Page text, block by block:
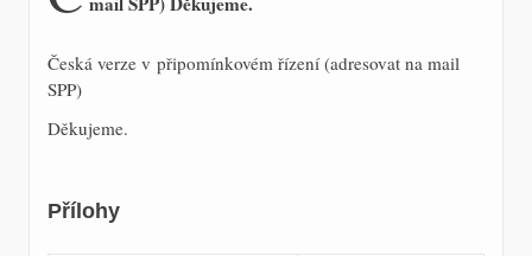
Česká verze v připomínkovém řízení (adresovat na mail
SPP)
Děkujeme.
Přílohy